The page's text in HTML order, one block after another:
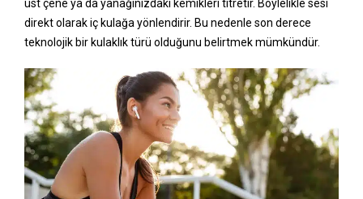
üst çene ya da yanağınızdaki kemikleri titretir. Böylelikle sesi
direkt olarak iç kulağa yönlendirir. Bu nedenle son derece
teknolojik bir kulaklık türü olduğunu belirtmek mümkündür.